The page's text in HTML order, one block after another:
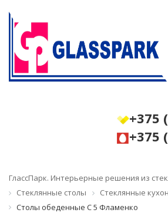
+375
+375
ГлассПарк. Интерьерные решения из
Стеклянные столы
Стеклянные
Столы обеденные С 5 Фламенко